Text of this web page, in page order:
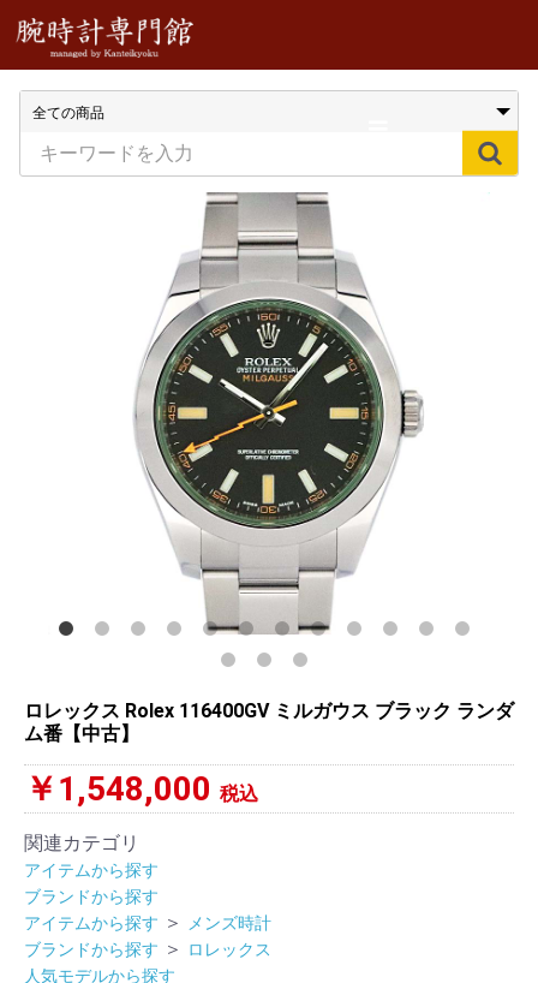
ロレックス Rolex 116400GV ミルガウス ブラック ランダ
ム番【中古】
￥1,548,000 税込
関連カテゴリ
アイテムから探す
ブランドから探す
アイテムから探す ＞
メンズ時計
ブランドから探す ＞
ロレックス
人気モデルから探す